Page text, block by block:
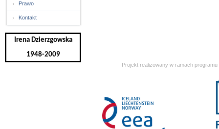
Prawo
Kontakt
Irena Dzierzgowska
1948-2009
Projekt realizowany w ramach